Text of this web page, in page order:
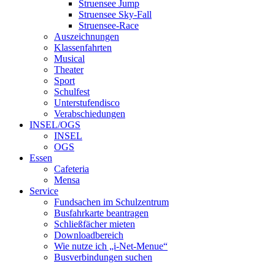
Struensee Jump
Struensee Sky-Fall
Struensee-Race
Auszeichnungen
Klassenfahrten
Musical
Theater
Sport
Schulfest
Unterstufendisco
Verabschiedungen
INSEL/OGS
INSEL
OGS
Essen
Cafeteria
Mensa
Service
Fundsachen im Schulzentrum
Busfahrkarte beantragen
Schließfächer mieten
Downloadbereich
Wie nutze ich „i-Net-Menue“
Busverbindungen suchen